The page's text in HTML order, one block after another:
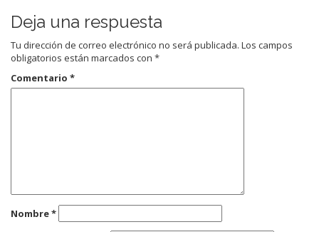
Deja una respuesta
Tu dirección de correo electrónico no será publicada. Los campos
obligatorios están marcados con *
Comentario *
Nombre*